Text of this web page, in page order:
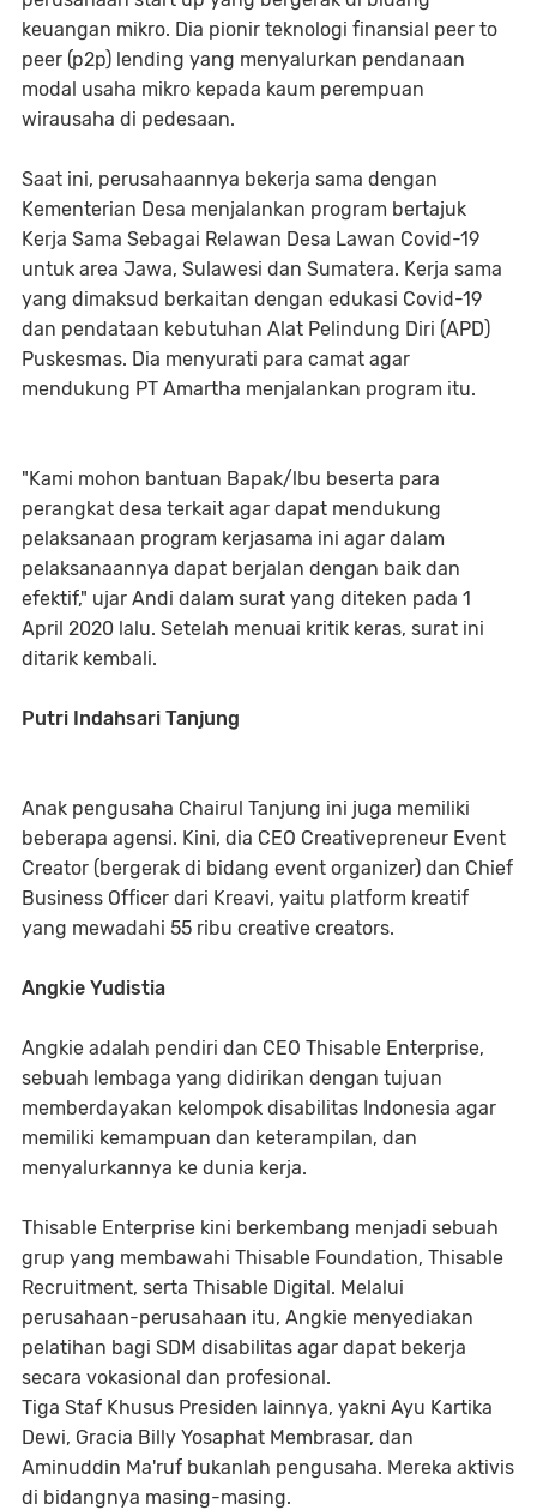
keuangan mikro. Dia pionir teknologi finansial peer to
peer (p2p) lending yang menyalurkan pendanaan
modal usaha mikro kepada kaum perempuan
wirausaha di pedesaan.
Saat ini, perusahaannya bekerja sama dengan
Kementerian Desa menjalankan program bertajuk
Kerja Sama Sebagai Relawan Desa Lawan Covid-19
untuk area Jawa, Sulawesi dan Sumatera. Kerja sama
yang dimaksud berkaitan dengan edukasi Covid-19
dan pendataan kebutuhan Alat Pelindung Diri (APD)
Puskesmas. Dia menyurati para camat agar
mendukung PT Amartha menjalankan program itu.
"Kami mohon bantuan Bapak/lbu beserta para
perangkat desa terkait agar dapat mendukung
pelaksanaan program kerjasama ini agar dalam
pelaksanaannya dapat berjalan dengan baik dan
efektif," ujar Andi dalam surat yang diteken pada 1
April 2020 lalu. Setelah menuai kritik keras, surat ini
ditarik kembali.
Putri Indahsari Tanjung
Anak pengusaha Chairul Tanjung ini juga memiliki
beberapa agensi. Kini, dia CEO Creativepreneur Event
Creator (bergerak di bidang event organizer) dan Chief
Business Officer dari Kreavi, yaitu platform kreatif
yang mewadahi 55 ribu creative creators.
Angkie Yudistia
Angkie adalah pendiri dan CEO Thisable Enterprise,
sebuah lembaga yang didirikan dengan tujuan
memberdayakan kelompok disabilitas Indonesia agar
memiliki kemampuan dan keterampilan, dan
menyalurkannya ke dunia kerja.
Thisable Enterprise kini berkembang menjadi sebuah
grup yang membawahi Thisable Foundation, Thisable
Recruitment, serta Thisable Digital. Melalui
perusahaan-perusahaan itu, Angkie menyediakan
pelatihan bagi SDM disabilitas agar dapat bekerja
secara vokasional dan profesional.
Tiga Staf Khusus Presiden lainnya, yakni Ayu Kartika
Dewi, Gracia Billy Yosaphat Membrasar, dan
Aminuddin Ma'ruf bukanlah pengusaha. Mereka aktivis
di bidangnya masing-masing.